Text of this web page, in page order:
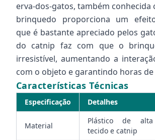
erva-dos-gatos, também conhecida
brinquedo proporciona um
que é bastante apreciado pelos
do catnip faz com que o
irresistível, aumentando a
com o objeto e garantindo horas de
Características Técnicas
Especificação Detalhes
Material
Plástico de alta
tecido e catnip